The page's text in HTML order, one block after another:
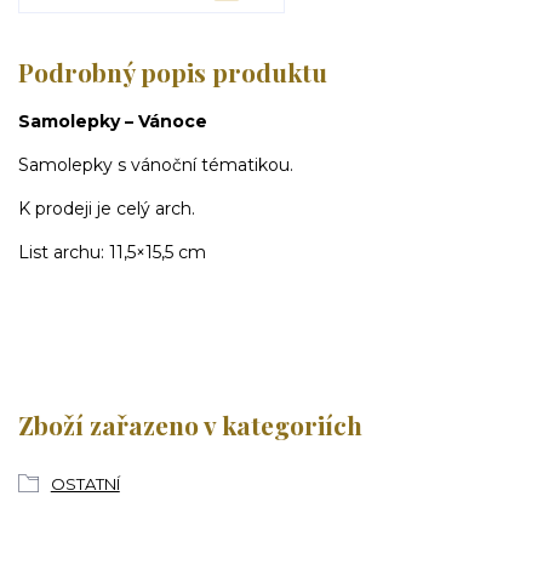
Podrobný popis produktu
Samolepky – Vánoce
Samolepky s vánoční tématikou.
K prodeji je celý arch.
List archu: 11,5×15,5 cm
Zboží zařazeno v kategoriích
OSTATNÍ